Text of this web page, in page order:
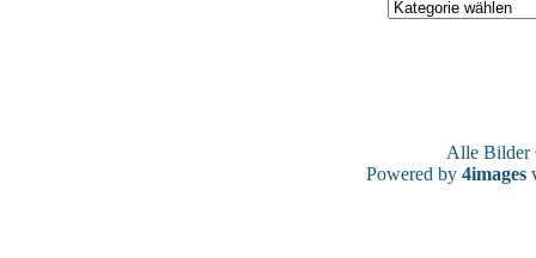
Alle
Powered by 4images